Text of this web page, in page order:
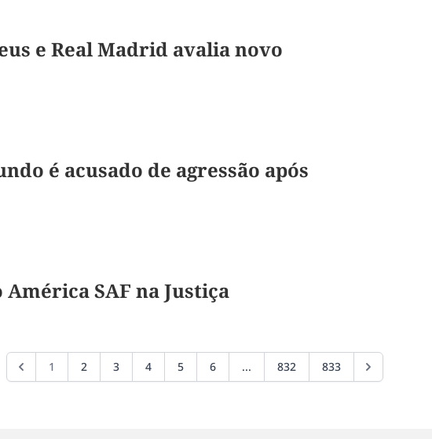
e Real Madrid avalia novo
é acusado de agressão após
SAF na Justiça
1 2 3 4 5 6 ... 832 833